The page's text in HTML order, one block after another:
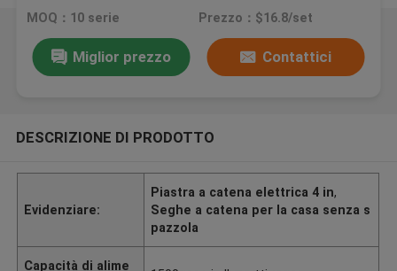
MOQ：10 serie Prezzo：$16.8/set
Miglior prezzo Contattici
DESCRIZIONE DI PRODOTTO
Evidenziare:
Piastra a catena elettrica 4 in,
Seghe a catena per la casa senza s
pazzola
Capacità di alime